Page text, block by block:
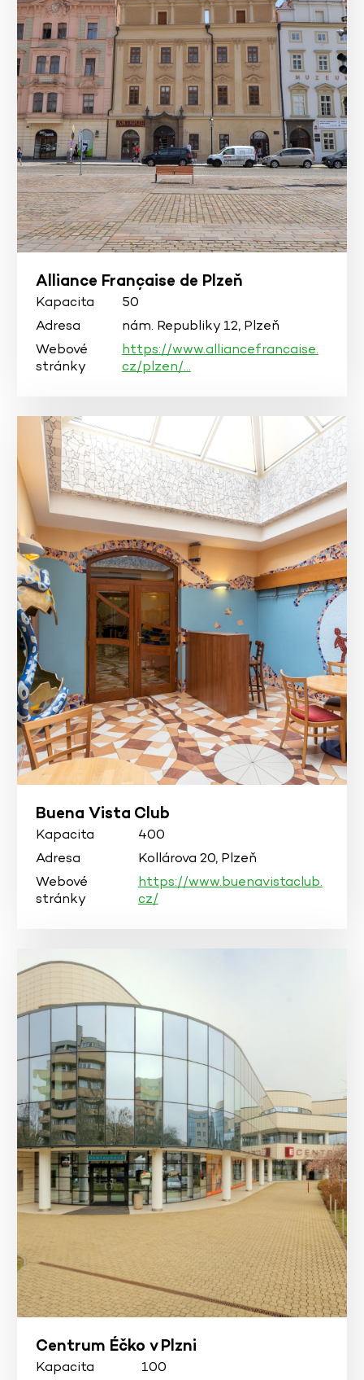
Alliance Française de Plzeň
Kapacita
50
Adresa
nám. Republiky 12, Plzeň
Webové
stránky
https://www.alliancefrancaise.
cz/plzen/…
Buena Vista Club
Kapacita
400
Adresa
Kollárova 20, Plzeň
Webové
stránky
https://www.buenavistaclub.
cz/
Centrum Éčko v Plzni
Kapacita
100